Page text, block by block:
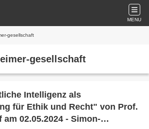
MENU
gesellschaft
gesellschaft
Intelligenz als
für Ethik und Recht" von Prof.
02.05.2024 - Simon-